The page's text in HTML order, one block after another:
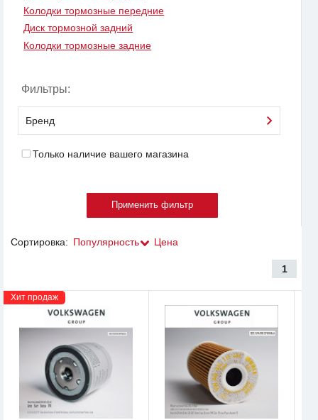
Колодки тормозные передние
Диск тормозной задний
Колодки тормозные задние
Фильтры:
Бренд
Только наличие вашего магазина
Сортировка: Популярность Цена
1
Хит продаж